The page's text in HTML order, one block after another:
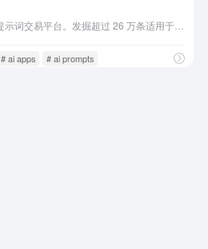
# ai apps # ai prompts